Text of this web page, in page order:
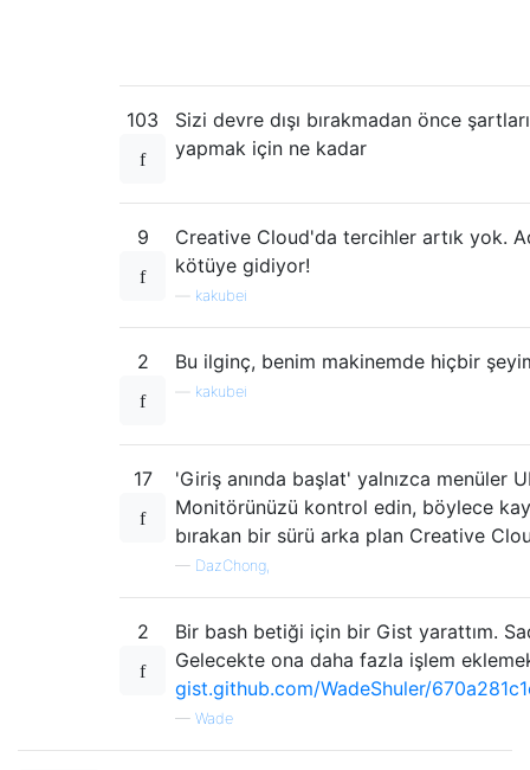
103
Sizi devre dışı bırakmadan önce
yapmak için ne kadar
9
Creative Cloud'da tercihler artık yok.
kötüye gidiyor!
kakubei
2 Bu ilginç, benim makinemde hiçbir
kakubei
17
'Giriş anında başlat' yalnızca menüler
Monitörünüzü kontrol edin, böylece
bırakan bir sürü arka plan Creative
— DazChong,
2
Bir bash betiği için bir Gist yarattım.
Gelecekte ona daha fazla işlem
gist.github.com/WadeShuler/
— Wade